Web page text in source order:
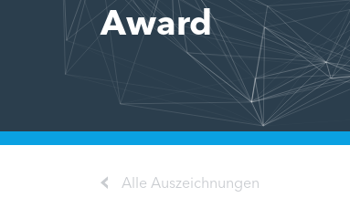
Award
Alle Auszeichnungen